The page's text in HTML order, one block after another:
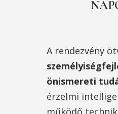
A rendezvény
önismereti
érzelmi
működő